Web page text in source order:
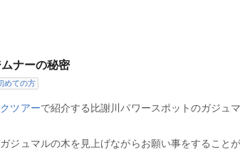
ナーの秘密
めての方
ツアーで紹介する比謝川パワースポットのガジュ
ジュマルの木を見上げながらお願い事をすること